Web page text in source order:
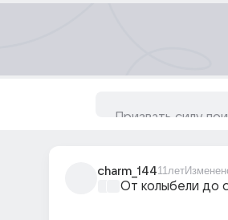
charm_14411лет
От колыбели до